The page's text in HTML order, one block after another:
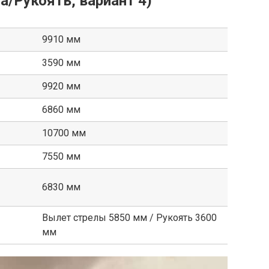
9910 мм
3590 мм
9920 мм
6860 мм
10700 мм
7550 мм
6830 мм
Вылет стрелы 5850 мм / Рукоять 3600
мм